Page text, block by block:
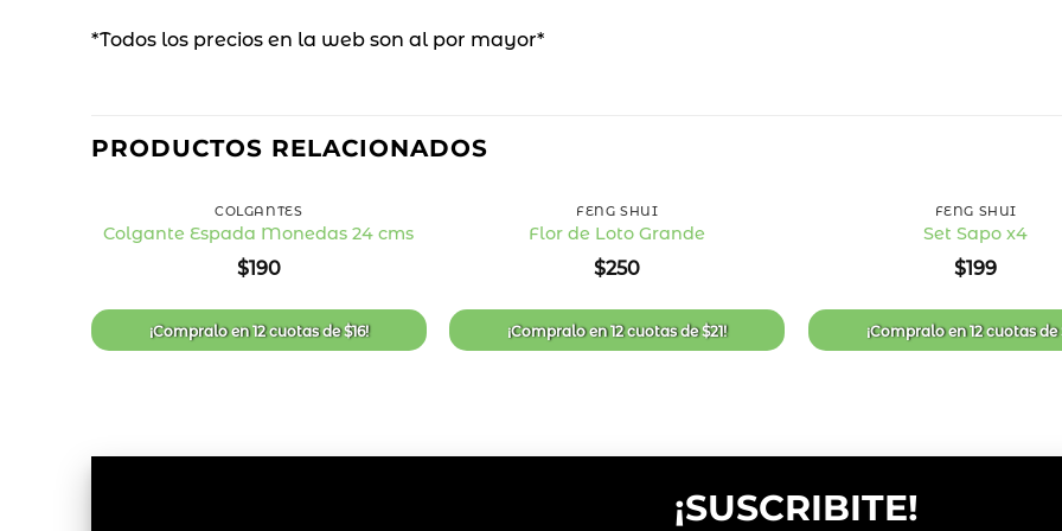
*Todos los precios en la web son al por mayor*
PRODUCTOS RELACIONADOS
de
deseos
COLGANTES
Colgante Espada Monedas 24 cms
$190
¡Compralo en12 cuotasde$16!
de
deseos
FENG SHUI
Flor de Loto Grande
$250
¡Compralo en12 cuotasde$21!
FENG SHUI
Set Sapo x4
$199
¡Compralo en12 cuotasde
¡SUSCRIBITE!